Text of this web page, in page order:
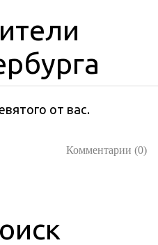
от вас.
Комментарии (0)